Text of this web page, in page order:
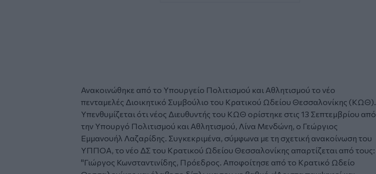
Ανακοινώθηκε από το Υπουργείο Πολιτισμού και Αθλητισμού το νέο
πενταμελές Διοικητικό Συμβούλιο του Κρατικού Ωδείου Θεσσαλονίκης (ΚΩΘ).
Υπενθυμίζεται ότι νέος Διευθυντής του ΚΩΘ ορίστηκε στις 13 Σεπτεμβρίου από
την Υπουργό Πολιτισμού και Αθλητισμού, Λίνα Μενδώνη, ο Γεώργιος
Εμμανουήλ Λαζαρίδης. Συγκεκριμένα, σύμφωνα με τη σχετική ανακοίνωση του
ΥΠΠΟΑ, το νέο ΔΣ του Κρατικού Ωδείου Θεσσαλονίκης απαρτίζεται από τους:
"Γιώργος Κωνσταντινίδης, Πρόεδρος. Αποφοίτησε από το Κρατικό Ωδείο